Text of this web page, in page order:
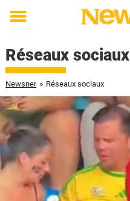
Toggle
Réseaux sociaux
Newsner » Réseaux sociaux